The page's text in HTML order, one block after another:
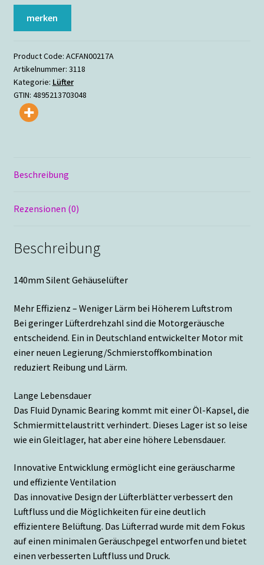
merken
Product Code: ACFAN00217A
Artikelnummer: 3118
Kategorie: Lüfter
GTIN: 4895213703048
Beschreibung
Rezensionen (0)
Beschreibung
140mm Silent Gehäuselüfter
Mehr Effizienz – Weniger Lärm bei Höherem Luftstrom
Bei geringer Lüfterdrehzahl sind die Motorgeräusche
entscheidend. Ein in Deutschland entwickelter Motor mit
einer neuen Legierung/Schmierstoffkombination
reduziert Reibung und Lärm.
Lange Lebensdauer
Das Fluid Dynamic Bearing kommt mit einer Öl-Kapsel, die
Schmiermittelaustritt verhindert. Dieses Lager ist so leise
wie ein Gleitlager, hat aber eine höhere Lebensdauer.
Innovative Entwicklung ermöglicht eine geräuscharme
und effiziente Ventilation
Das innovative Design der Lüfterblätter verbessert den
Luftfluss und die Möglichkeiten für eine deutlich
effizientere Belüftung. Das Lüfterrad wurde mit dem Fokus
auf einen minimalen Geräuschpegel entworfen und bietet
einen verbesserten Luftfluss und Druck.